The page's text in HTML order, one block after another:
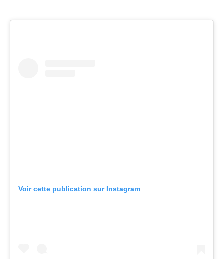
Voir cette publication sur Instagram